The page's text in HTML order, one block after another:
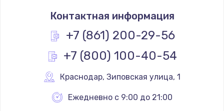
Контактная информация
+7 (861) 200-29-56
+7 (800) 100-40-54
Краснодар, Зиповская улица, 1
Ежедневно с 9:00 до 21:00